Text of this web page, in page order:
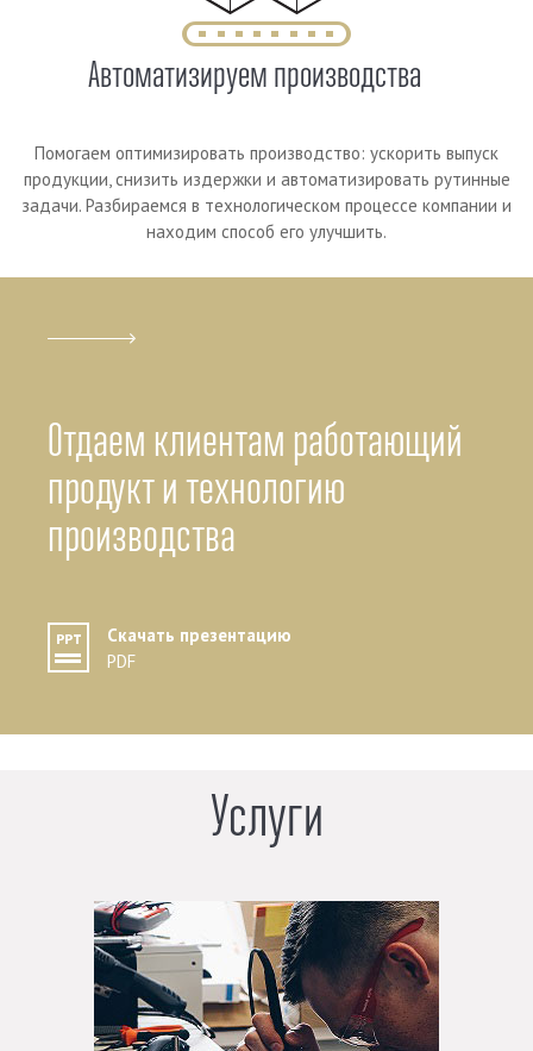
Автоматизируем производства
Помогаем оптимизировать производство: ускорить выпуск
продукции, снизить издержки и автоматизировать рутинные
задачи. Разбираемся в технологическом процессе компании и
находим способ его улучшить.
Отдаем клиентам работающий
продукт и технологию
производства
Скачать презентацию
PDF
Услуги